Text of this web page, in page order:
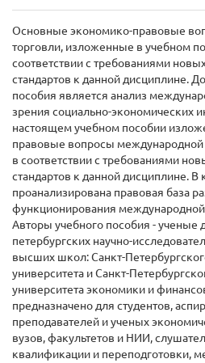
Основные экономико-правовые
торговли, изложенные в учебном
соответствии с требованиями
стандартов к данной дисциплине.
пособия является анализ
зрения социально-экономических
настоящем учебном пособии
правовые вопросы международной
в соответствии с требованиями
стандартов к данной дисциплине.
проанализирована правовая база
функционирования
Авторы учебного пособия - ученые
петербургских научно-
высших школ: Санкт-
университета и Санкт-
университета экономики и
предназначено для студентов,
преподавателей и ученых
вузов, факультетов и НИИ,
квалификации и переподготовки,